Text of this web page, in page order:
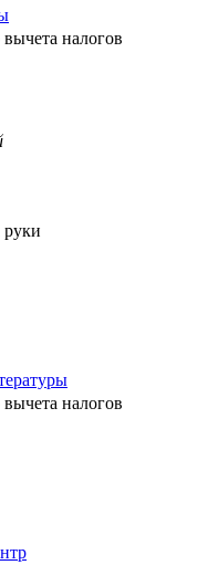
вычета налогов
руки
вычета налогов